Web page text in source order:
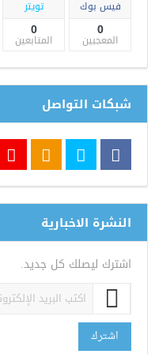
فيس بوك
0
المعجبين
تويتر
0
المتابعين
شبكات التواصل
النشرة الاخبارية
اشترك ليصلك كل جديد.
اشترك